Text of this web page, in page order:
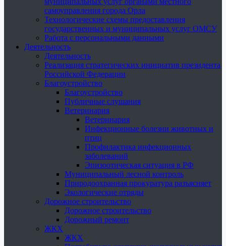
самоуправления города Орла
Технологические схемы предоставления
государственных и муниципальных услуг ОМСУ
Работа с персональными данными
Деятельность
Деятельность
Реализация стратегических инициатив президента
Российской Федерации
Благоустройство
Благоустройство
Публичные слушания
Ветеринария
Ветеринария
Инфекционные болезни животных и
птиц
Профилактика инфекционных
заболеваний
Эпизоотическая ситуация в РФ
Муниципальный лесной контроль
Природоохранная прокуратура разъясняет
Экологические отряды
Дорожное строительство
Дорожное строительство
Дорожный ремонт
ЖКХ
ЖКХ